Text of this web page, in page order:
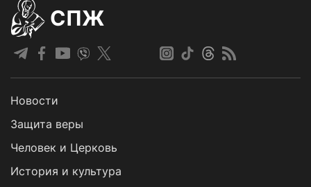
СПЖ
Новости
Защита веры
Человек и Церковь
История и культура